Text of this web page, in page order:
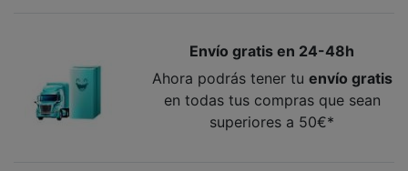
Envío gratis en 24-48h
Ahora podrás tener tu envío gratis
en todas tus compras que sean
superiores a 50€*